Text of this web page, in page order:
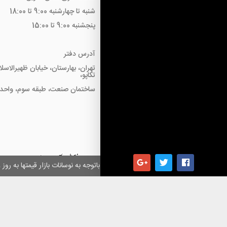
همکاران گرامی باتوجه به نوسانات بازار قیمتها
شنبه تا چهارشنبه 9:00 تا 18:00
پنجشنبه 9:00 تا 15:00
آدرس دفتر
تهران، بهارستان، خیابان
تکاپو،
ساختمان صنعت، طبقه سوم، واحد18